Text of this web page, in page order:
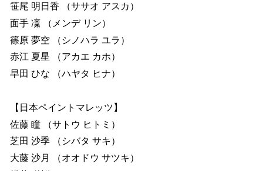
笹尾 明日香 （ササオ アスカ）
面手 凜 （メンデ リン）
篠原 夢空 （シノハラ ユラ）
赤江 夏星 （アカエ カホ）
早田 ひな （ハヤタ ヒナ）
【日本ペイントマレッツ】
佐藤 瞳 （サトウ ヒトミ）
芝田 沙季 （シバタ サキ）
大藤 沙月 （オオドウ サツキ）